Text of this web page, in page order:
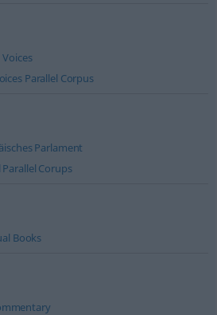
Parallel Corpus
Parlament
Corups
Books